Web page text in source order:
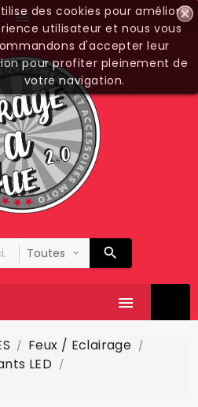
 des cookies pour améliorer
utilisateur et nous vous
d'accepter leur
pour profiter pleinement de
votre navigation.

Feux / Eclairage
LED